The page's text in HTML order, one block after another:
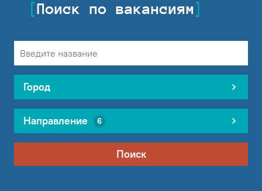
Поиск по вакансиям
Город
Направление 6
Поиск